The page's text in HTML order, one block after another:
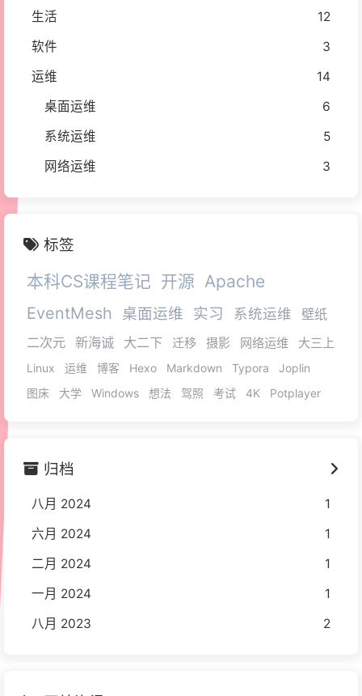
生活
12
软件
3
运维
14
桌面运维
6
系统运维
5
网络运维
3
标签
本科CS课程笔记 开源 Apache
EventMesh 桌面运维 实习 系统运维
壁纸
二次元 新海诚 大二下 迁移 摄影 网络运维 大三上
Linux 运维 博客 Hexo Markdown Typora
Joplin
图床
大学 Windows 想法 驾照 考试 4K Potplayer
归档
八月 2024
1
六月 2024
1
二月 2024
1
一月 2024
1
八月 2023
2